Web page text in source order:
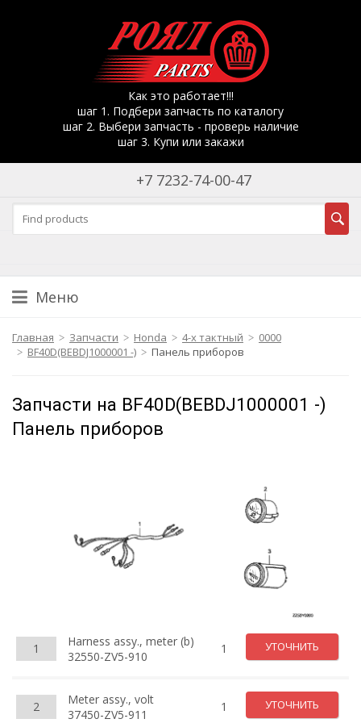
Как это работает!!!
шаг 1. Подбери запчасть по каталогу
шаг 2. Выбери запчасть - проверь наличие
шаг 3. Купи или закажи
+7 7232-74-00-47
Меню
Главная Запчасти Honda 4-х тактный
0000
BF40D(BEBDJ1000001 -)
Панель приборов
Запчасти на BF40D(BEBDJ1000001 -)
Панель приборов
1
Harness assy., meter (b)
32550-ZV5-910
1 УТОЧНИТЬ
2
Meter assy., volt
37450-ZV5-911
1 УТОЧНИТЬ